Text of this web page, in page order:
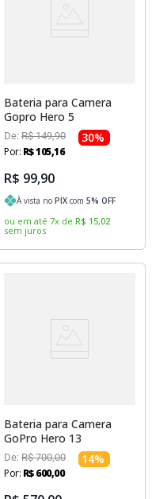
Bateria para Camera
Gopro Hero 5
De: R$ 149,90 30%
Por: R$105,16
R$ 99,90
À vista no PIX com 5% OFF
ou em até 7x de R$ 15,02
sem juros
Bateria para Camera
GoPro Hero 13
De: R$ 700,00 14%
Por: R$600,00